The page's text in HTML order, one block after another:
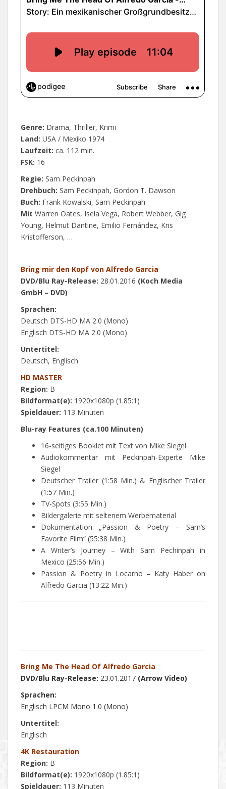
Genre: Drama, Thriller, Krimi
Land: USA / Mexiko 1974
Laufzeit: ca. 112 min.
FSK: 16
Regie: Sam Peckinpah
Drehbuch: Sam Peckinpah, Gordon T. Dawson
Buch: Frank Kowalski, Sam Peckinpah
Mit Warren Oates, Isela Vega, Robert Webber, Gig
Young, Helmut Dantine, Emilio Fernández, Kris
Kristofferson, …
Bring mir den Kopf von Alfredo Garcia
DVD/Blu Ray-Release: 28.01.2016 (Koch Media
GmbH – DVD)
Sprachen:
Deutsch DTS-HD MA 2.0 (Mono)
Englisch DTS-HD MA 2.0 (Mono)
Untertitel:
Deutsch, Englisch
HD MASTER
Region: B
Bildformat(e): 1920x1080p (1.85:1)
Spieldauer: 113 Minuten
Blu-ray Features (ca.100 Minuten)
16-seitiges Booklet mit Text von Mike Siegel
Audiokommentar mit Peckinpah-Experte Mike
Siegel
Deutscher Trailer (1:58 Min.) & Englischer Trailer
(1:57 Min.)
TV-Spots (3:55 Min.)
Bildergalerie mit seltenem Werbematerial
Dokumentation „Passion & Poetry – Sam’s
Favorite Film“ (55:38 Min.)
A Writer’s Journey – With Sam Pechinpah in
Mexico (25:56 Min.)
Passion & Poetry in Locarno – Katy Haber on
Alfredo Garcia (13:22 Min.)
Bring Me The Head Of Alfredo Garcia
DVD/Blu Ray-Release: 23.01.2017 (Arrow Video)
Sprachen:
Englisch LPCM Mono 1.0 (Mono)
Untertitel:
Englisch
4K Restauration
Region: B
Bildformat(e): 1920x1080p (1.85:1)
Spieldauer: 113 Minuten